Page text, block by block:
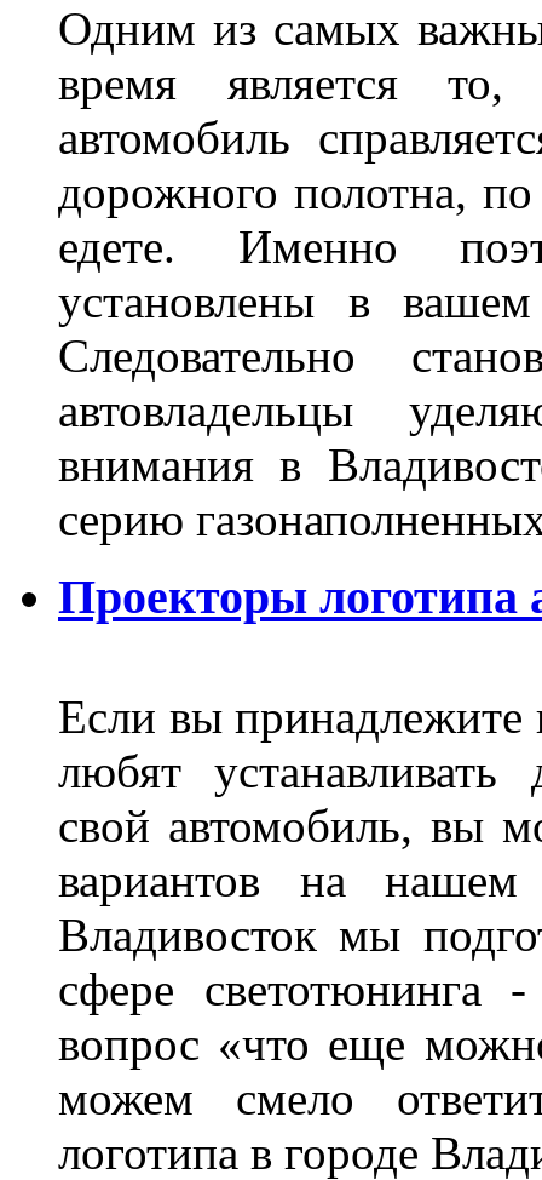
Одним из самых
время является то,
автомобиль
дорожного полотна,
едете. Именно
установлены в
Следовательно
автовладельцы
внимания в
серию
Проекторы логотипа
Если вы принадлежите
любят устанавливать
свой автомобиль, вы
вариантов на
Владивосток мы
сфере светотюнинга
вопрос «что еще
можем смело
логотипа в городе